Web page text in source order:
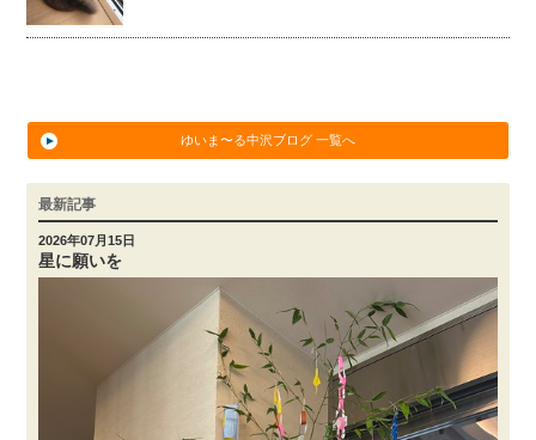
ゆいま〜る中沢ブログ 一覧へ
最新記事
2026年07月15日
星に願いを